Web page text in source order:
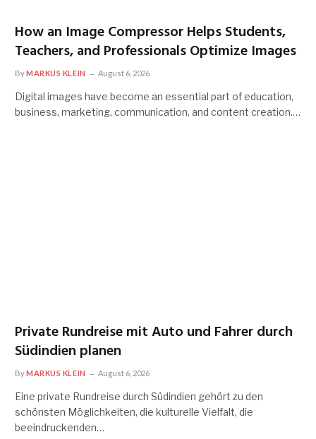
How an Image Compressor Helps Students,
Teachers, and Professionals Optimize Images
ByMARKUS KLEIN August 6, 2026
Digital images have become an essential part of education,
business, marketing, communication, and content creation.…
Private Rundreise mit Auto und Fahrer durch
Südindien planen
ByMARKUS KLEIN August 6, 2026
Eine private Rundreise durch Südindien gehört zu den
schönsten Möglichkeiten, die kulturelle Vielfalt, die
beeindruckenden…